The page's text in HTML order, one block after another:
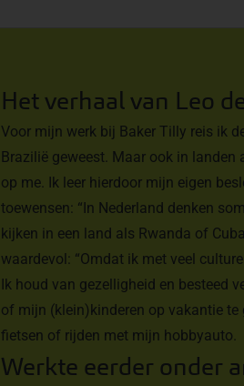
Het verhaal van Leo
Voor mijn werk bij Baker Tilly reis ik
Brazilië geweest. Maar ook in
op me. Ik leer hierdoor mijn eigen
toewensen: “In Nederland denken
kijken in een land als Rwanda of
waardevol: “Omdat ik met veel
Ik houd van gezelligheid en besteed
of mijn (klein)kinderen op vakantie
fietsen of rijden met mijn hobbyauto.
Werkte eerder onder